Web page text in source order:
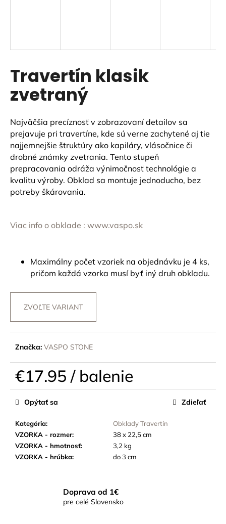
Travertín klasik
zvetraný
Najväčšia precíznosť v zobrazovaní detailov sa
prejavuje pri travertíne, kde sú verne zachytené aj tie
najjemnejšie štruktúry ako kapiláry, vlásočnice či
drobné známky zvetrania. Tento stupeň
prepracovania odráža výnimočnosť technológie a
kvalitu výroby. Obklad sa montuje jednoducho, bez
potreby škárovania.
Viac info o obklade : www.vaspo.sk
Maximálny počet vzoriek na objednávku je 4 ks,
pričom každá vzorka musí byť iný druh obkladu.
ZVOĽTE VARIANT
Značka: VASPO STONE
€17.95 / balenie
Jednotková
cena:
Kategória:
Obklady Travertín
VZORKA - rozmer:
38 x 22,5 cm
VZORKA - hmotnosť:
3,2 kg
VZORKA - hrúbka: do 3 cm
Opýtať sa Zdieľať
Doprava od 1€
pre celé Slovensko
ť
?
HĽADAŤ
O
d
p
o
č